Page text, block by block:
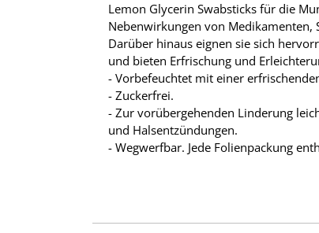
Lemon Glycerin Swabsticks für die
Nebenwirkungen von Medikamenten,
Darüber hinaus eignen sie sich
und bieten Erfrischung und
- Vorbefeuchtet mit einer
- Zuckerfrei.
- Zur vorübergehenden Linderung
und Halsentzündungen.
- Wegwerfbar. Jede Folienpackung